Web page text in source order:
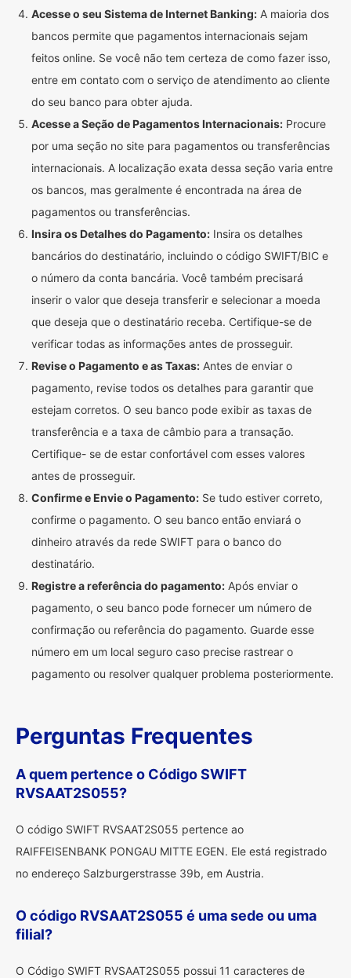
Acesse o seu Sistema de Internet Banking: A maioria dos
bancos permite que pagamentos internacionais sejam
feitos online. Se você não tem certeza de como fazer isso,
entre em contato com o serviço de atendimento ao cliente
do seu banco para obter ajuda.
Acesse a Seção de Pagamentos Internacionais: Procure
por uma seção no site para pagamentos ou transferências
internacionais. A localização exata dessa seção varia entre
os bancos, mas geralmente é encontrada na área de
pagamentos ou transferências.
Insira os Detalhes do Pagamento: Insira os detalhes
bancários do destinatário, incluindo o código SWIFT/BIC e
o número da conta bancária. Você também precisará
inserir o valor que deseja transferir e selecionar a moeda
que deseja que o destinatário receba. Certifique-se de
verificar todas as informações antes de prosseguir.
Revise o Pagamento e as Taxas: Antes de enviar o
pagamento, revise todos os detalhes para garantir que
estejam corretos. O seu banco pode exibir as taxas de
transferência e a taxa de câmbio para a transação.
Certifique- se de estar confortável com esses valores
antes de prosseguir.
Confirme e Envie o Pagamento: Se tudo estiver correto,
confirme o pagamento. O seu banco então enviará o
dinheiro através da rede SWIFT para o banco do
destinatário.
Registre a referência do pagamento: Após enviar o
pagamento, o seu banco pode fornecer um número de
confirmação ou referência do pagamento. Guarde esse
número em um local seguro caso precise rastrear o
pagamento ou resolver qualquer problema posteriormente.
Perguntas Frequentes
A quem pertence o Código SWIFT
RVSAAT2S055?
O código SWIFT RVSAAT2S055 pertence ao
RAIFFEISENBANK PONGAU MITTE EGEN. Ele está registrado
no endereço Salzburgerstrasse 39b, em Austria.
O código RVSAAT2S055 é uma sede ou uma
filial?
O Código SWIFT RVSAAT2S055 possui 11 caracteres de